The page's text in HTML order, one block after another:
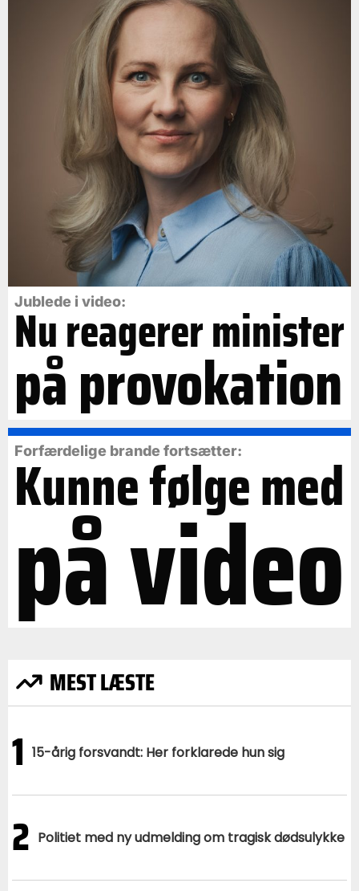
Jublede i video:
Nu reagerer minister
på provokation
Forfærdelige brande fortsætter:
Kunne følge med
på video
MEST LÆSTE
1 15-årig forsvandt: Her forklarede hun sig
2 Politiet med ny udmelding om tragisk dødsulykke